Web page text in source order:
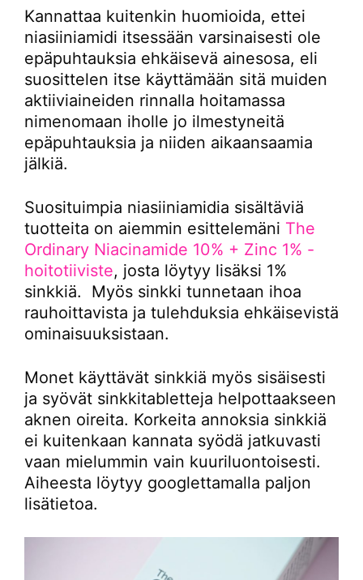
Kannattaa kuitenkin huomioida, ettei
niasiiniamidi itsessään varsinaisesti ole
epäpuhtauksia ehkäisevä ainesosa, eli
suosittelen itse käyttämään sitä muiden
aktiiviaineiden rinnalla hoitamassa
nimenomaan iholle jo ilmestyneitä
epäpuhtauksia ja niiden aikaansaamia
jälkiä.
Suosituimpia niasiiniamidia sisältäviä
tuotteita on aiemmin esittelemäni The
Ordinary Niacinamide 10% + Zinc 1% -
hoitotiiviste, josta löytyy lisäksi 1%
sinkkiä. Myös sinkki tunnetaan ihoa
rauhoittavista ja tulehduksia ehkäisevistä
ominaisuuksistaan.
Monet käyttävät sinkkiä myös sisäisesti
ja syövät sinkkitabletteja helpottaakseen
aknen oireita. Korkeita annoksia sinkkiä
ei kuitenkaan kannata syödä jatkuvasti
vaan mielummin vain kuuriluontoisesti.
Aiheesta löytyy googlettamalla paljon
lisätietoa.